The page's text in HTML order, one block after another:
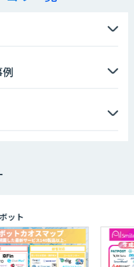
/AI開発/コンサルティング
エンジニアでオンプレミ
支援サービス